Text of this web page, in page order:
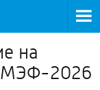
на
2026